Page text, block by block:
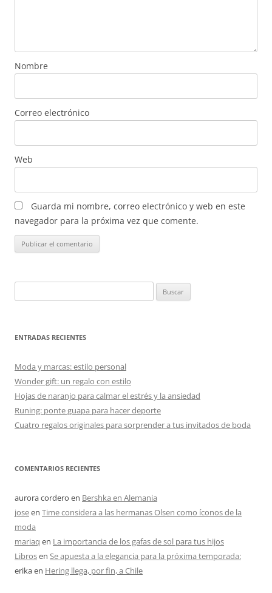
Nombre
Correo electrónico
Web
Guarda mi nombre, correo electrónico y web en este
navegador para la próxima vez que comente.
ENTRADAS RECIENTES
Moda y marcas: estilo personal
Wonder gift: un regalo con estilo
Hojas de naranjo para calmar el estrés y la ansiedad
Runing: ponte guapa para hacer deporte
Cuatro regalos originales para sorprender a tus invitados de boda
COMENTARIOS RECIENTES
aurora cordero en Bershka en Alemania
joseen Time considera a las hermanas Olsen como íconos de la
moda
mariaq en La importancia de los gafas de sol para tus hijos
Librosen Se apuesta a la elegancia para la próxima temporada:
erikaen Hering llega, por fin, a Chile